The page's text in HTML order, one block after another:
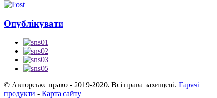
Опублікувати
© Авторське право - 2019-2020: Всі права захищені. Гарячі
продукти - Карта сайту